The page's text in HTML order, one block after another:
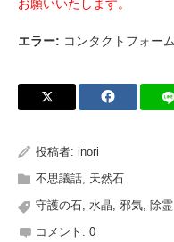
お願いいたします。
エラー: コンタクトフォー
投稿者: inori
不思議話 天然石
守護の石 水晶 邪気 除霊
コメント: 0